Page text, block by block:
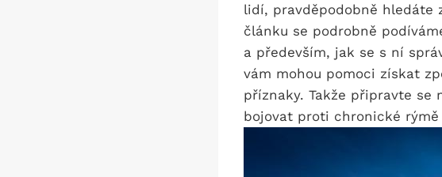
lidí, pravděpodobně hledáte
článku se podrobně
a především, jak se s ní
vám mohou pomoci získat
příznaky. Takže připravte se
bojovat proti chronické